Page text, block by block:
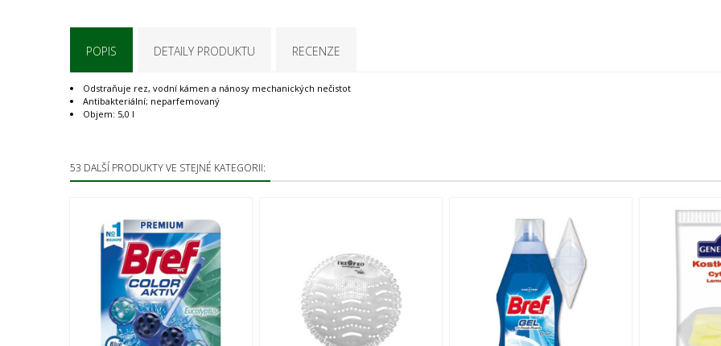
POPIS DETAILY PRODUKTU RECENZE
Odstraňuje rez, vodní kámen a nánosy mechanických nečistot
Antibakteriální; neparfemovaný
Objem: 5,0 l
53 DALŠÍ PRODUKTY VE STEJNÉ KATEGORII: